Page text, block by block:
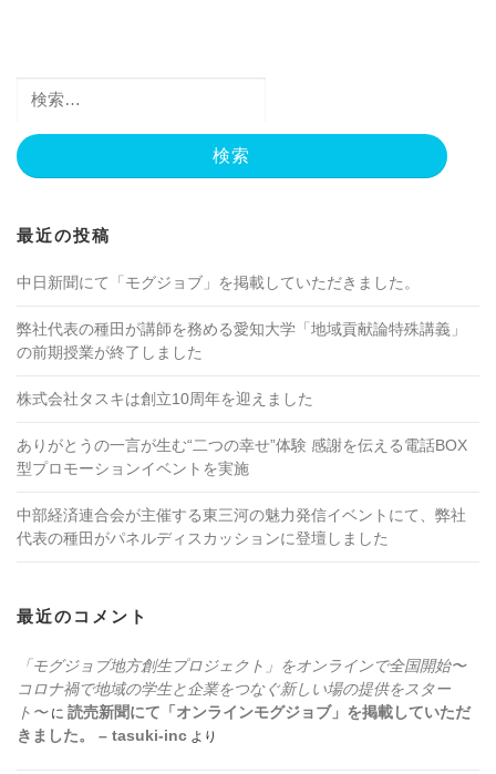
索:
最近の投稿
中日新聞にて「モグジョブ」を掲載していただきました。
弊社代表の種田が講師を務める愛知大学「地域貢献論特殊講義」
の前期授業が終了しました
株式会社タスキは創立10周年を迎えました
ありがとうの一言が生む“二つの幸せ”体験 感謝を伝える電話BOX
型プロモーションイベントを実施
中部経済連合会が主催する東三河の魅力発信イベントにて、弊社
代表の種田がパネルディスカッションに登壇しました
最近のコメント
「モグジョブ地方創生プロジェクト」をオンラインで全国開始〜
コロナ禍で地域の学生と企業をつなぐ新しい場の提供をスター
ト〜に 読売新聞にて「オンラインモグジョブ」を掲載していただ
きました。 – tasuki-inc より